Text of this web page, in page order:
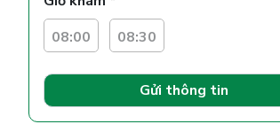
08:00
08:30
Gửi thông tin